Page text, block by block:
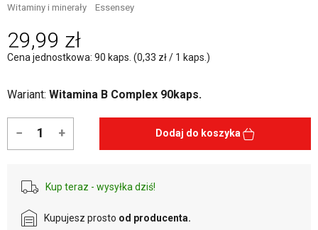
Witaminy i minerały Essensey
29,99 zł
Cena jednostkowa: 90 kaps. (0,33 zł / 1 kaps.)
Wariant: Witamina B Complex 90kaps.
− + Dodaj do koszyka
Kup teraz - wysyłka dziś!
Kupujesz prosto od producenta.